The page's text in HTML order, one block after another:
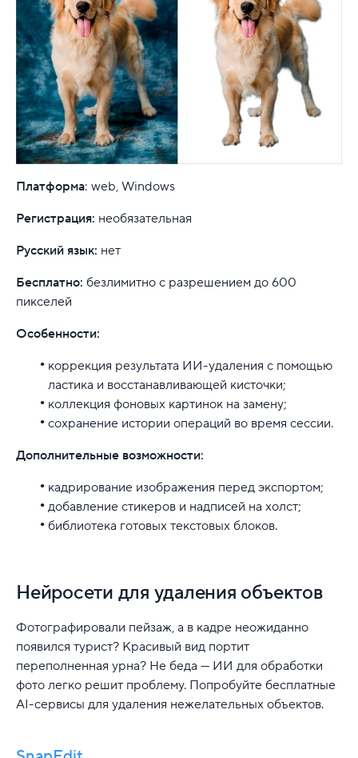
Платформа: web, Windows
Регистрация: необязательная
Русский язык: нет
Бесплатно: безлимитно с разрешением до 600
пикселей
Особенности:
коррекция результата ИИ-удаления с помощью
ластика и восстанавливающей кисточки;
коллекция фоновых картинок на замену;
сохранение истории операций во время сессии.
Дополнительные возможности:
кадрирование изображения перед экспортом;
добавление стикеров и надписей на холст;
библиотека готовых текстовых блоков.
Нейросети для удаления объектов
Фотографировали пейзаж, а в кадре неожиданно
появился турист? Красивый вид портит
переполненная урна? Не беда — ИИ для обработки
фото легко решит проблему. Попробуйте бесплатные
AI-сервисы для удаления нежелательных объектов.